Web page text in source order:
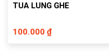
TUA LUNG GHE
100.000 ₫